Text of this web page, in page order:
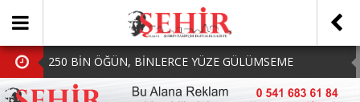
250 BİN ÖĞÜN, BİNLERCE YÜZE GÜLÜMSEME
BAŞKAN MÜGE YILDIZ TOPAK: ‘SOSYAL